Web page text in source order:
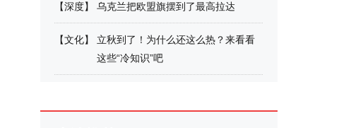
【深度】 乌克兰把欧盟旗摆到了最高拉达
【文化】
立秋到了！为什么还这么热？来看看
这些“冷知识”吧